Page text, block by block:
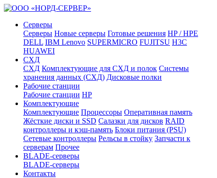
Серверы
Серверы Новые серверы Готовые решения HP / HPE
DELL IBM Lenovo SUPERMICRO FUJITSU H3C
HUAWEI
СХД
СХД Комплектующие для СХД и полок Системы
хранения данных (СХД) Дисковые полки
Рабочие станции
Рабочие станции HP
Комплектующие
Комплектующие Процессоры Оперативная память
Жёсткие диски и SSD Салазки для дисков RAID
контроллеры и кэш-память Блоки питания (PSU)
Сетевые контроллеры Рельсы в стойку Запчасти к
серверам Прочее
BLADE-серверы
BLADE-серверы
Контакты